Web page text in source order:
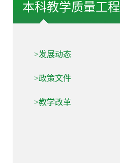
本科教学质量工程
>发展动态
>政策文件
>教学改革